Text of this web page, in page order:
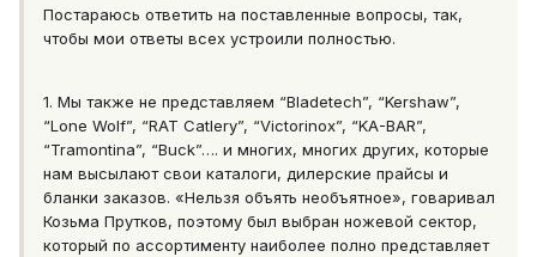
Постараюсь ответить на поставленные вопросы, так,
чтобы мои ответы всех устроили полностью.
1. Мы также не представляем “Bladetech”, “Kershaw”,
“Lone Wolf”, “RAT Catlery”, “Victorinox”, “KA-BAR”,
“Tramontina”, “Buck”…. и многих, многих других, которые
нам высылают свои каталоги, дилерские прайсы и
бланки заказов. «Нельзя объять необъятное», говаривал
Козьма Прутков, поэтому был выбран ножевой сектор,
который по ассортименту наиболее полно представляет